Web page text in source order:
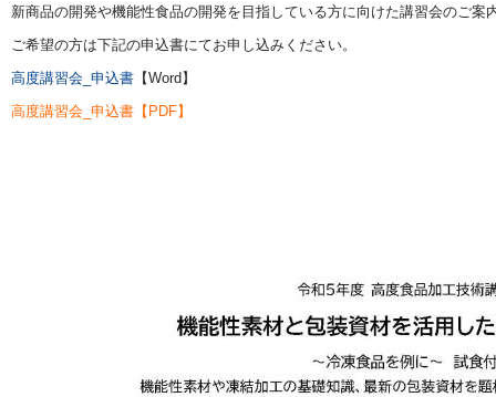
新商品の開発や機能性食品の開発を目指している方に向けた講習会のご案
ご希望の方は下記の申込書にてお申し込みください。
高度講習会_申込書 【Word】
高度講習会_申込書【PDF】